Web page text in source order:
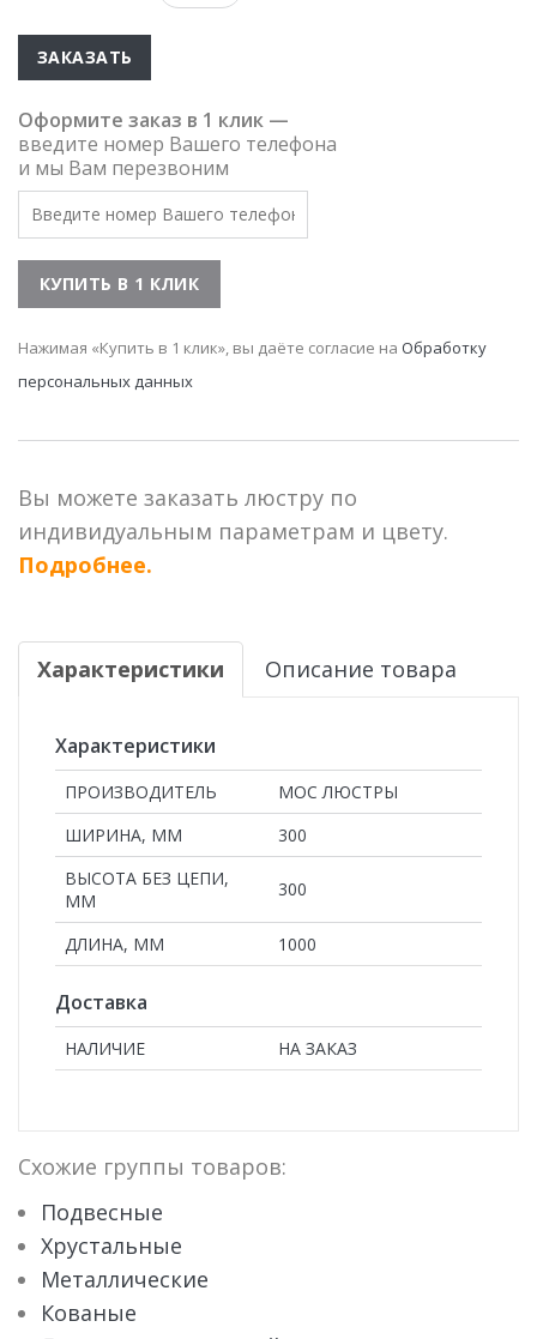
ЗАКАЗАТЬ
Оформите заказ в 1 клик —
введите номер Вашего телефона
и мы Вам перезвоним
Нажимая «Купить в 1 клик», вы даёте согласие на Обработку
персональных данных
Вы можете заказать люстру по
индивидуальным параметрам и цвету.
Подробнее.
Характеристики Описание товара
Характеристики
ПРОИЗВОДИТЕЛЬ
МОС ЛЮСТРЫ
ШИРИНА, ММ
300
ВЫСОТА БЕЗ ЦЕПИ,
ММ
300
ДЛИНА, ММ 1000
Доставка
НАЛИЧИЕ НА ЗАКАЗ
Схожие группы товаров:
Подвесные
Хрустальные
Металлические
Кованые